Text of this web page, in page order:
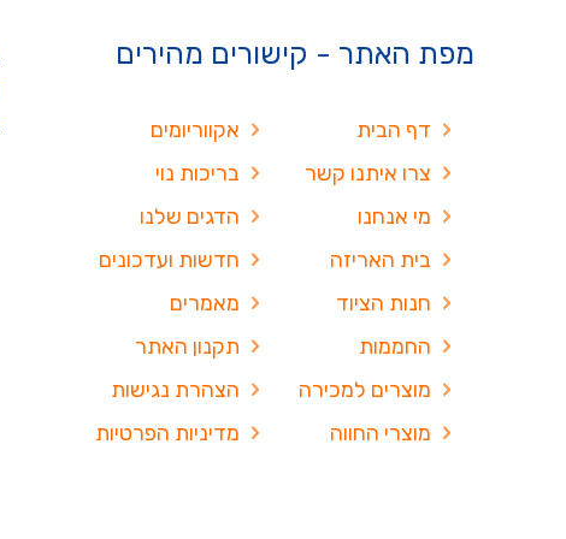
מפת האתר - קישורים מהירים
אקווריומים
בריכות נוי
הדגים שלנו
חדשות ועדכונים
מאמרים
תקנון האתר
הצהרת נגישות
מדיניות הפרטיות
דף הבית
צרו איתנו קשר
מי אנחנו
בית האריזה
חנות הציוד
החממות
מוצרים למכירה
מוצרי החווה